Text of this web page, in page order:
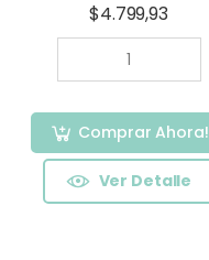
$4.799,93
Comprar Ahora!
Ver Detalle